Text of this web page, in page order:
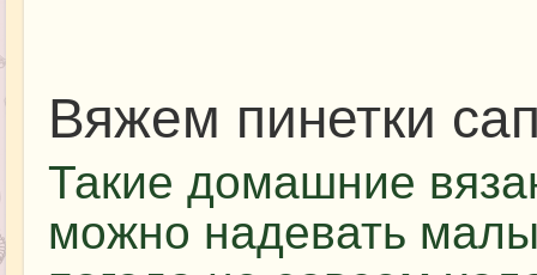
Вяжем пинетки
Такие домашние
можно надевать